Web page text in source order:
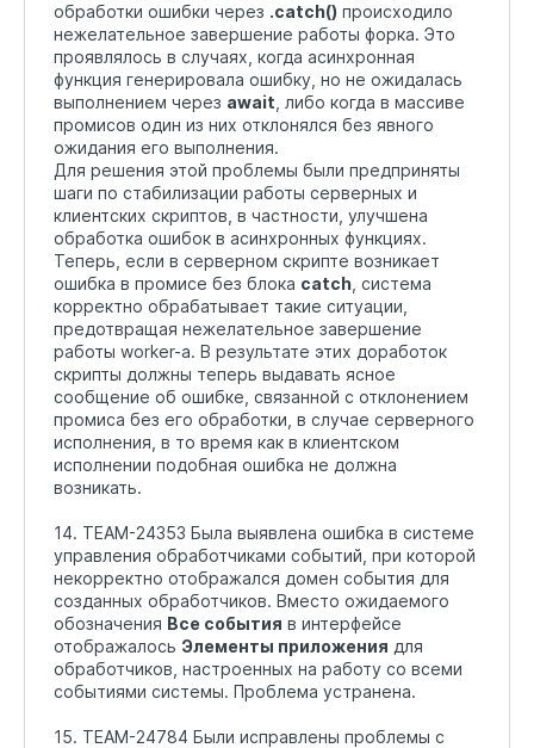
обработки ошибки через .catch() происходило
нежелательное завершение работы форка. Это
проявлялось в случаях, когда асинхронная
функция генерировала ошибку, но не ожидалась
выполнением через await , либо когда в массиве
промисов один из них отклонялся без явного
ожидания его выполнения.
Для решения этой проблемы были предприняты
шаги по стабилизации работы серверных и
клиентских скриптов, в частности, улучшена
обработка ошибок в асинхронных функциях.
Теперь, если в серверном скрипте возникает
ошибка в промисе без блока catch , система
корректно обрабатывает такие ситуации,
предотвращая нежелательное завершение
работы worker-а. В результате этих доработок
скрипты должны теперь выдавать ясное
сообщение об ошибке, связанной с отклонением
промиса без его обработки, в случае серверного
исполнения, в то время как в клиентском
исполнении подобная ошибка не должна
возникать.
14. TEAM-24353 Была выявлена ошибка в системе
управления обработчиками событий, при которой
некорректно отображался домен события для
созданных обработчиков. Вместо ожидаемого
обозначения Все события в интерфейсе
отображалось Элементы приложения для
обработчиков, настроенных на работу со всеми
событиями системы. Проблема устранена.
15. TEAM-24784 Были исправлены проблемы с